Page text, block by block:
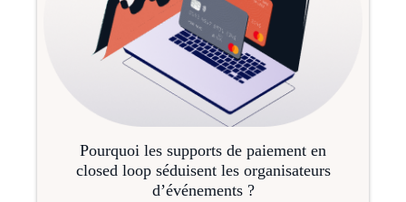
Pourquoi les supports de paiement en
closed loop séduisent les organisateurs
d’événements ?